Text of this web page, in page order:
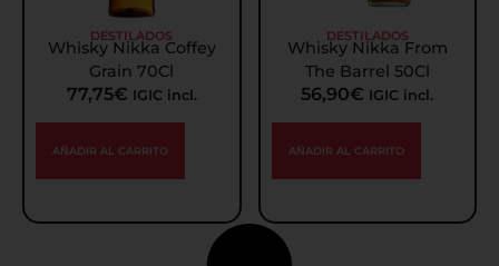
DESTILADOS
Whisky Nikka Coffey
Grain 70Cl
77,75€ IGIC incl.
AÑADIR AL CARRITO
DESTILADOS
Whisky Nikka From
The Barrel 50Cl
56,90€ IGIC incl.
AÑADIR AL CARRITO